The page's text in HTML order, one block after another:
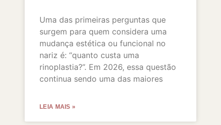
Uma das primeiras perguntas que
surgem para quem considera uma
mudança estética ou funcional no
nariz é: “quanto custa uma
rinoplastia?”. Em 2026, essa questão
continua sendo uma das maiores
LEIA MAIS »